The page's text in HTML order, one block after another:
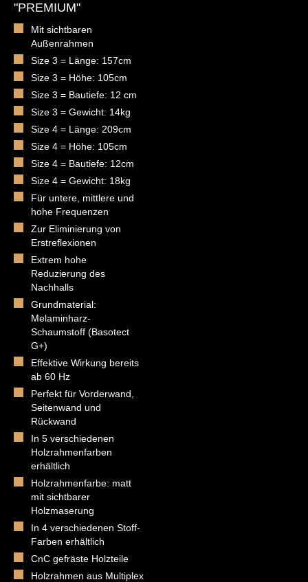
"PREMIUM"
Mit sichtbaren
Außenrahmen
Size 3 = Länge: 157cm
Size 3 = Höhe: 105cm
Size 3 = Bautiefe: 12 cm
Size 3 = Gewicht: 14kg
Size 4 = Länge: 209cm
Size 4 = Höhe: 105cm
Size 4 = Bautiefe: 12cm
Size 4 = Gewicht: 18kg
Für untere, mittlere und
hohe Frequenzen
Zur Eliminierung von
Erstreflexionen
Extrem hohe
Reduzierung des
Nachhalls
Grundmaterial:
Melaminharz-
Schaumstoff (Basotect
G+)
Effektive Wirkung bereits
ab 60 Hz
Perfekt für Vorderwand,
Seitenwand und
Rückwand
In 5 verschiedenen
Holzrahmenfarben
erhältlich
Holzrahmenfarbe: matt
mit sichtbarer
Holzmaserung
In 4 verschiedenen Stoff-
Farben erhältlich
CnC gefräste Holzteile
Holzrahmen aus Multiplex